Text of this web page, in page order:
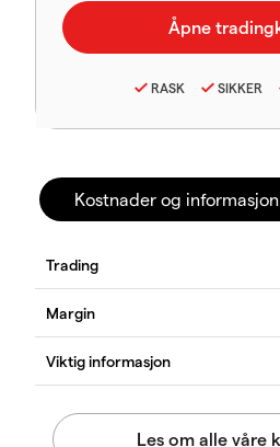
RASK SIKKER
Kostnader og informasjon